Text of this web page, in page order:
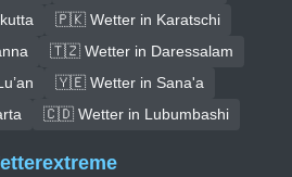
🇵🇰 Wetter in Karatschi
🇹🇿 Wetter in Daressalam
🇾🇪 Wetter in Sana'a
🇨🇩 Wetter in Lubumbashi